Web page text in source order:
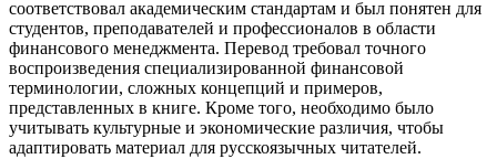
соответствовал академическим стандартам и был понятен для
студентов, преподавателей и профессионалов в области
финансового менеджмента. Перевод требовал точного
воспроизведения специализированной финансовой
терминологии, сложных концепций и примеров,
представленных в книге. Кроме того, необходимо было
учитывать культурные и экономические различия, чтобы
адаптировать материал для русскоязычных читателей.